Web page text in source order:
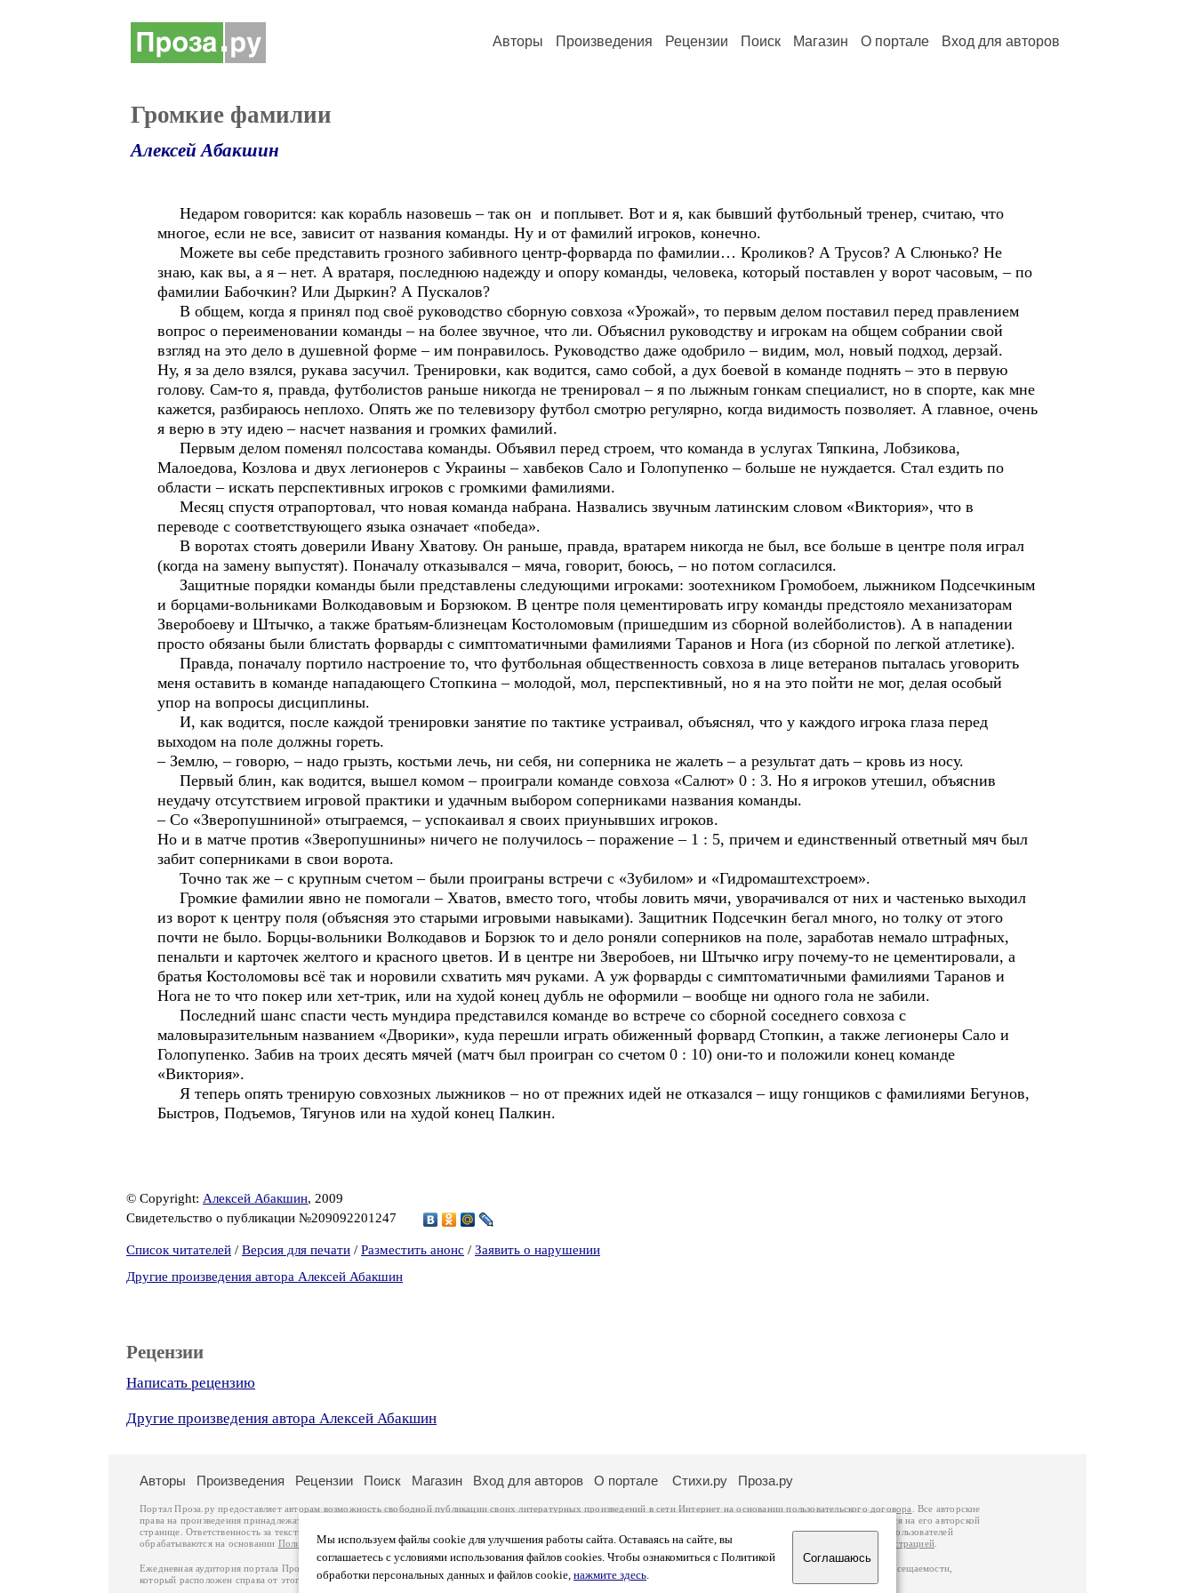
Авторы Произведения Рецензии Поиск Магазин О портале Вход для авторов
Громкие фамилии
Алексей Абакшин
Недаром говорится: как корабль назовешь – так он и поплывет. Вот и я, как бывший футбольный тренер, считаю, что
многое, если не все, зависит от названия команды. Ну и от фамилий игроков, конечно.
Можете вы себе представить грозного забивного центр-форварда по фамилии… Кроликов? А Трусов? А Слюнько? Не
знаю, как вы, а я – нет. А вратаря, последнюю надежду и опору команды, человека, который поставлен у ворот часовым, – по
фамилии Бабочкин? Или Дыркин? А Пускалов?
В общем, когда я принял под своё руководство сборную совхоза «Урожай», то первым делом поставил перед правлением
вопрос о переименовании команды – на более звучное, что ли. Объяснил руководству и игрокам на общем собрании свой
взгляд на это дело в душевной форме – им понравилось. Руководство даже одобрило – видим, мол, новый подход, дерзай.
Ну, я за дело взялся, рукава засучил. Тренировки, как водится, само собой, а дух боевой в команде поднять – это в первую
голову. Сам-то я, правда, футболистов раньше никогда не тренировал – я по лыжным гонкам специалист, но в спорте, как мне
кажется, разбираюсь неплохо. Опять же по телевизору футбол смотрю регулярно, когда видимость позволяет. А главное, очень
я верю в эту идею – насчет названия и громких фамилий.
Первым делом поменял полсостава команды. Объявил перед строем, что команда в услугах Тяпкина, Лобзикова,
Малоедова, Козлова и двух легионеров с Украины – хавбеков Сало и Голопупенко – больше не нуждается. Стал ездить по
области – искать перспективных игроков с громкими фамилиями.
Месяц спустя отрапортовал, что новая команда набрана. Назвались звучным латинским словом «Виктория», что в
переводе с соответствующего языка означает «победа».
В воротах стоять доверили Ивану Хватову. Он раньше, правда, вратарем никогда не был, все больше в центре поля играл
(когда на замену выпустят). Поначалу отказывался – мяча, говорит, боюсь, – но потом согласился.
Защитные порядки команды были представлены следующими игроками: зоотехником Громобоем, лыжником Подсечкиным
и борцами-вольниками Волкодавовым и Борзюком. В центре поля цементировать игру команды предстояло механизаторам
Зверобоеву и Штычко, а также братьям-близнецам Костоломовым (пришедшим из сборной волейболистов). А в нападении
просто обязаны были блистать форварды с симптоматичными фамилиями Таранов и Нога (из сборной по легкой атлетике).
Правда, поначалу портило настроение то, что футбольная общественность совхоза в лице ветеранов пыталась уговорить
меня оставить в команде нападающего Стопкина – молодой, мол, перспективный, но я на это пойти не мог, делая особый
упор на вопросы дисциплины.
И, как водится, после каждой тренировки занятие по тактике устраивал, объяснял, что у каждого игрока глаза перед
выходом на поле должны гореть.
– Землю, – говорю, – надо грызть, костьми лечь, ни себя, ни соперника не жалеть – а результат дать – кровь из носу.
Первый блин, как водится, вышел комом – проиграли команде совхоза «Салют» 0 : 3. Но я игроков утешил, объяснив
неудачу отсутствием игровой практики и удачным выбором соперниками названия команды.
– Со «Зверопушниной» отыграемся, – успокаивал я своих приунывших игроков.
Но и в матче против «Зверопушнины» ничего не получилось – поражение – 1 : 5, причем и единственный ответный мяч был
забит соперниками в свои ворота.
Точно так же – с крупным счетом – были проиграны встречи с «Зубилом» и «Гидромаштехстроем».
Громкие фамилии явно не помогали – Хватов, вместо того, чтобы ловить мячи, уворачивался от них и частенько выходил
из ворот к центру поля (объясняя это старыми игровыми навыками). Защитник Подсечкин бегал много, но толку от этого
почти не было. Борцы-вольники Волкодавов и Борзюк то и дело роняли соперников на поле, заработав немало штрафных,
пенальти и карточек желтого и красного цветов. И в центре ни Зверобоев, ни Штычко игру почему-то не цементировали, а
братья Костоломовы всё так и норовили схватить мяч руками. А уж форварды с симптоматичными фамилиями Таранов и
Нога не то что покер или хет-трик, или на худой конец дубль не оформили – вообще ни одного гола не забили.
Последний шанс спасти честь мундира представился команде во встрече со сборной соседнего совхоза с
маловыразительным названием «Дворики», куда перешли играть обиженный форвард Стопкин, а также легионеры Сало и
Голопупенко. Забив на троих десять мячей (матч был проигран со счетом 0 : 10) они-то и положили конец команде
«Виктория».
Я теперь опять тренирую совхозных лыжников – но от прежних идей не отказался – ищу гонщиков с фамилиями Бегунов,
Быстров, Подъемов, Тягунов или на худой конец Палкин.
© Copyright: Алексей Абакшин, 2009
Свидетельство о публикации №209092201247
Список читателей / Версия для печати / Разместить анонс / Заявить о нарушении
Другие произведения автора Алексей Абакшин
Рецензии
Написать рецензию
Другие произведения автора Алексей Абакшин
Мы используем файлы cookie для улучшения работы сайта. Оставаясь на сайте, вы
соглашаетесь с условиями использования файлов cookies. Чтобы ознакомиться с Политикой
обработки персональных данных и файлов cookie, нажмите здесь.
Соглашаюсь
Авторы Произведения Рецензии Поиск Магазин Вход для авторов О портале Стихи.ру Проза.ру
Портал Проза.ру предоставляет авторам возможность свободной публикации своих литературных произведений в сети Интернет на основаниипользовательского договора
. Все авторские
права на произведения принадлежат авторам и охраняются
. Перепечатка произведений возможна только с согласия его автора, к которому вы можете обратиться на его авторской
странице. Ответственность за тексты произведений авторы несут самостоятельно на основании
законодательства Российской Федерации. Данные пользователей
обрабатываются на основании Политики обработки персональных данных. Вы также можете посмотреть более подробнуюинформацию о портале связаться с администрацией
Ежедневная аудитория портала Проза.ру – порядка 100 тысяч посетителей, которые в общей сумме просматривают более полумиллиона страниц по данным счетчика посещаемости,
который расположен справа от этого текста. В каждой графе указано по две цифры: количество просмотров и количество посетителей.